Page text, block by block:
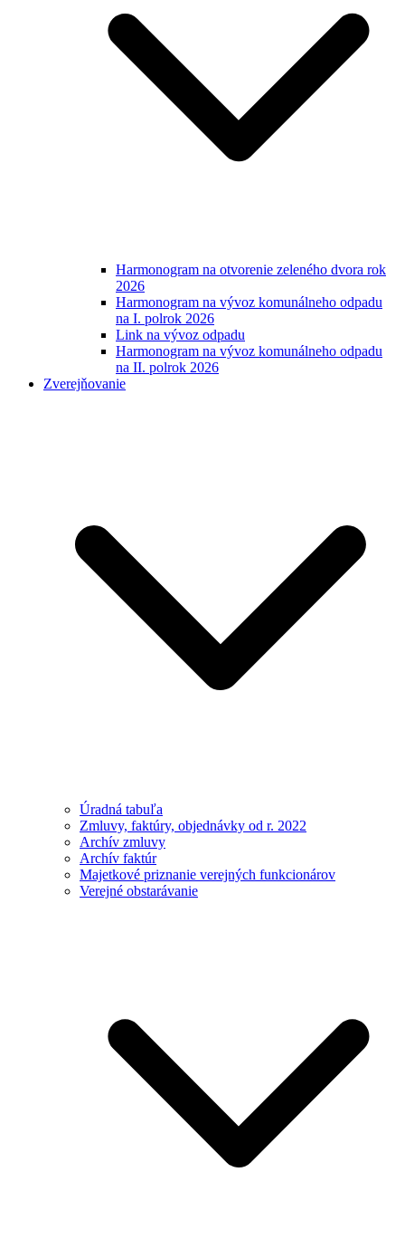
Harmonogram na otvorenie zeleného dvora rok
2026
Harmonogram na vývoz komunálneho odpadu
na I. polrok 2026
Link na vývoz odpadu
Harmonogram na vývoz komunálneho odpadu
na II. polrok 2026
Zverejňovanie
Úradná tabuľa
Zmluvy, faktúry, objednávky od r. 2022
Archív zmluvy
Archív faktúr
Majetkové priznanie verejných funkcionárov
Verejné obstarávanie